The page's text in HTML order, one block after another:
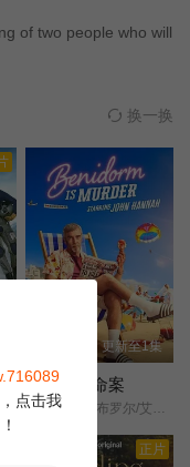
数人的命运。
people who will
换一换
更新至1集
贝尼多姆命案
艾妮安娜·卡布罗尔/艾伦·麦肯纳/约翰·汉纳/伊娃·范·德·古奇特/伊恩·克宁汉/吉姆·英格利氏/Samantha·Power/Tábata·Cerezo/阿里·哈迪曼/诺埃·塞贝尔/奥马尔·沙克尔/Carolina·Bécquer/Damian·Schedler·Cruz/Vaitiare·Ramos/
正片
，点击我